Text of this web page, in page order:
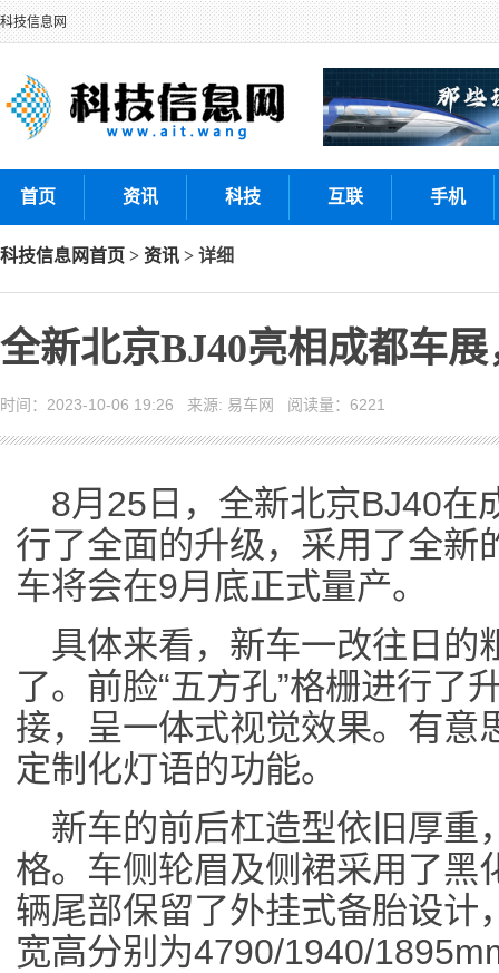
科技信息网
首页 资讯 科技 互联 手机
科技信息网首页 > 资讯 > 详细
全新北京BJ40亮相成都车
时间：2023-10-06 19:26 来源: 易车网 阅读量：6221
8月25日，全新北京BJ40在
行了全面的升级，采用了全新
车将会在9月底正式量产。
具体来看，新车一改往日的
了。前脸“五方孔”格栅进行了
接，呈一体式视觉效果。有意
定制化灯语的功能。
新车的前后杠造型依旧厚重
格。车侧轮眉及侧裙采用了黑
辆尾部保留了外挂式备胎设计
宽高分别为4790/1940/